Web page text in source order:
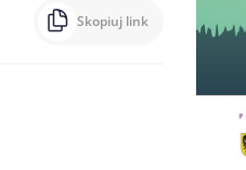
Skopiuj link